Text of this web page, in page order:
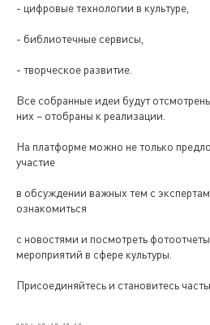
- цифровые технологии в культуре,
- библиотечные сервисы,
- творческое развитие.
Все собранные идеи будут
них – отобраны к реализации.
На платформе можно не только
участие
в обсуждении важных тем с
ознакомиться
с новостями и посмотреть
мероприятий в сфере культуры.
Присоединяйтесь и становитесь